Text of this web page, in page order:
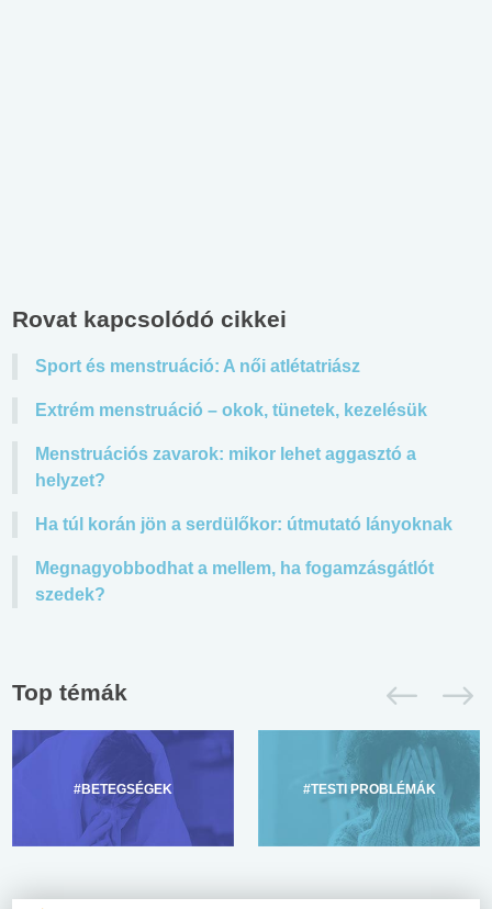
Rovat kapcsolódó cikkei
Sport és menstruáció: A női atlétatriász
Extrém menstruáció – okok, tünetek, kezelésük
Menstruációs zavarok: mikor lehet aggasztó a
helyzet?
Ha túl korán jön a serdülőkor: útmutató lányoknak
Megnagyobbodhat a mellem, ha fogamzásgátlót
szedek?
Top témák
#BETEGSÉGEK #TESTI PROBLÉMÁK